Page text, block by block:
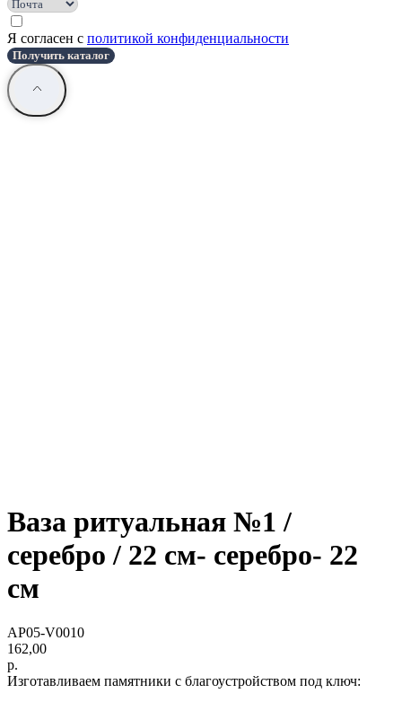
Я согласен с политикой конфиденциальности
Получить каталог
Ваза ритуальная №1 /
серебро / 22 см- серебро- 22
см
AP05-V0010
162,00
р.
Изготавливаем памятники с благоустройством под ключ: